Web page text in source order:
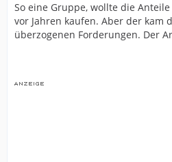
So eine Gruppe, wollte die
vor Jahren kaufen. Aber der kam
überzogenen Forderungen. Der